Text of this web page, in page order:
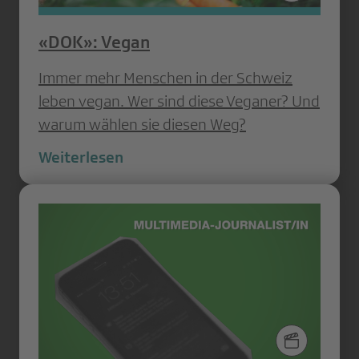
«DOK»: Vegan
Immer mehr Menschen in der Schweiz
leben vegan. Wer sind diese Veganer? Und
warum wählen sie diesen Weg?
Weiterlesen